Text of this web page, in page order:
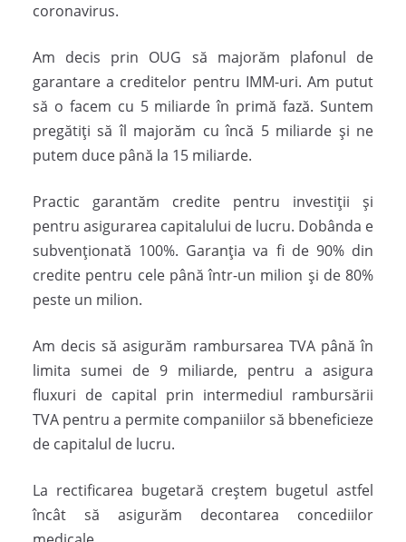
coronavirus.
Am decis prin OUG să majorăm plafonul de
garantare a creditelor pentru IMM-uri. Am putut
să o facem cu 5 miliarde în primă fază. Suntem
pregătiți să îl majorăm cu încă 5 miliarde și ne
putem duce până la 15 miliarde.
Practic garantăm credite pentru investiții și
pentru asigurarea capitalului de lucru. Dobânda e
subvenționată 100%. Garanția va fi de 90% din
credite pentru cele până într-un milion și de 80%
peste un milion.
Am decis să asigurăm rambursarea TVA până în
limita sumei de 9 miliarde, pentru a asigura
fluxuri de capital prin intermediul rambursării
TVA pentru a permite companiilor să bbeneficieze
de capitalul de lucru.
La rectificarea bugetară creștem bugetul astfel
încât să asigurăm decontarea concediilor